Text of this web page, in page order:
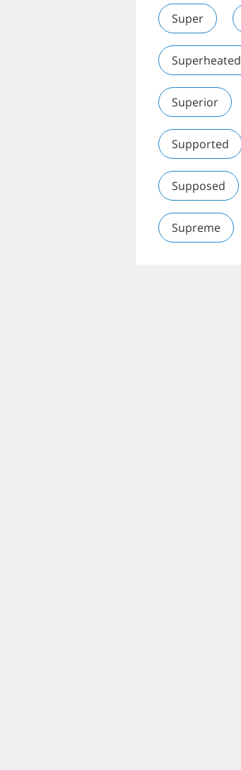
Super
Superheated
Superior
Supported
Supposed
Supreme